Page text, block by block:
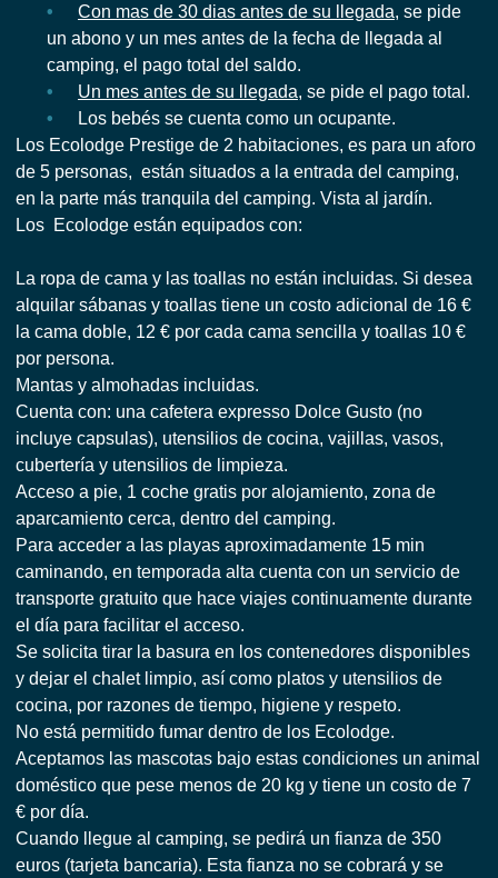
Con mas de 30 dias antes de su llegada, se pide
un abono y un mes antes de la fecha de llegada al
camping, el pago total del saldo.
Un mes antes de su llegada, se pide el pago total.
Los bebés se cuenta como un ocupante.
Los Ecolodge Prestige de 2 habitaciones, es para un aforo
de 5 personas, están situados a la entrada del camping,
en la parte más tranquila del camping. Vista al jardín.
Los Ecolodge están equipados con:
La ropa de cama y las toallas no están incluidas. Si desea
alquilar sábanas y toallas tiene un costo adicional de 16 €
la cama doble, 12 € por cada cama sencilla y toallas 10 €
por persona.
Mantas y almohadas incluidas.
Cuenta con: una cafetera expresso Dolce Gusto (no
incluye capsulas), utensilios de cocina, vajillas, vasos,
cubertería y utensilios de limpieza.
Acceso a pie, 1 coche gratis por alojamiento, zona de
aparcamiento cerca, dentro del camping.
Para acceder a las playas aproximadamente 15 min
caminando, en temporada alta cuenta con un servicio de
transporte gratuito que hace viajes continuamente durante
el día para facilitar el acceso.
Se solicita tirar la basura en los contenedores disponibles
y dejar el chalet limpio, así como platos y utensilios de
cocina, por razones de tiempo, higiene y respeto.
No está permitido fumar dentro de los Ecolodge.
Aceptamos las mascotas bajo estas condiciones un animal
doméstico que pese menos de 20 kg y tiene un costo de 7
€ por día.
Cuando llegue al camping, se pedirá un fianza de 350
euros (tarjeta bancaria). Esta fianza no se cobrará y se